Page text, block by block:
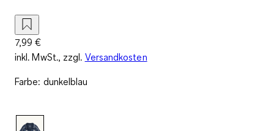
7,99 €
inkl. MwSt., zzgl. Versandkosten
Farbe: dunkelblau